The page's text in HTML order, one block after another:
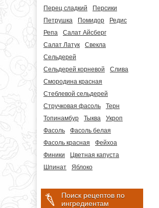
Перец сладкий
Персики
Петрушка
Помидор
Редис
Репа
Салат Айсберг
Салат Латук
Свекла
Сельдерей
Сельдерей корневой
Слива
Смородина красная
Стеблевой сельдерей
Стручковая фасоль
Терн
Топинамбур
Тыква
Укроп
Фасоль
Фасоль белая
Фасоль красная
Фейхоа
Финики
Цветная капуста
Шпинат
Яблоко
Поиск рецептов по
ингредиентам